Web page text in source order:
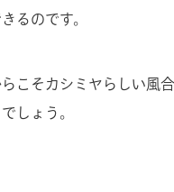
るのです。
こそカシミヤらしい風
しょう。